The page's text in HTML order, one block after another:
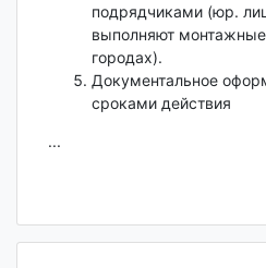
подрядчиками (юр.
выполняют
городах).
Документальное
сроками действия
...